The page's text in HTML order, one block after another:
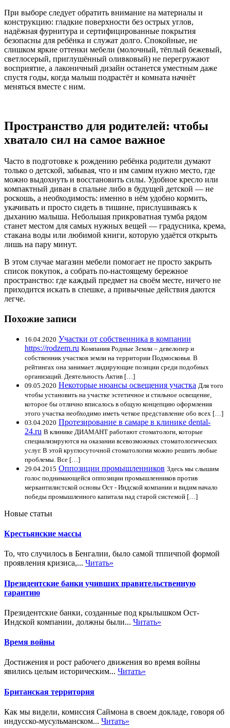
При выборе следует обратить внимание на материалы и
конструкцию: гладкие поверхности без острых углов,
надёжная фурнитура и сертифицированные покрытия
безопасны для ребёнка и служат долго. Спокойные, не
слишком яркие оттенки мебели (молочный, тёплый бежевый,
светлосерый, приглушённый оливковый) не перегружают
восприятие, а лаконичный дизайн останется уместным даже
спустя годы, когда малыш подрастёт и комната начнёт
меняться вместе с ним.
Пространство для родителей: чтобы
хватало сил на самое важное
Часто в подготовке к рождению ребёнка родители думают
только о детской, забывая, что и им самим нужно место, где
можно выдохнуть и восстановить силы. Удобное кресло или
компактный диван в спальне либо в будущей детской — не
роскошь, а необходимость: именно в нём удобно кормить,
укачивать и просто сидеть в тишине, прислушиваясь к
дыханию малыша. Небольшая прикроватная тумба рядом
станет местом для самых нужных вещей — градусника, крема,
стакана воды или любимой книги, которую удаётся открыть
лишь на пару минут.
В этом случае магазин мебели помогает не просто закрыть
список покупок, а собрать по-настоящему бережное
пространство: где каждый предмет на своём месте, ничего не
приходится искать в спешке, а привычные действия даются
легче.
Похожие записи
16.04.2020 Участки от собственника в компании
https://rodzem.ru Компания Родные Земли – девелопер и
собственник участков земли на территории Подмосковья. В
рейтингах она занимает лидирующие позиции среди подобных
организаций. Деятельность Актив […]
09.05.2020 Некоторые нюансы освещения участка Для того
чтобы установить на участке эстетичное и стильное освещение,
которое бы отлично вписалось в общую концепцию оформления
этого участка необходимо иметь четкое представление обо всех […]
03.04.2020 Протезирование в самаре в клинике dental-
24.ru В клинике ДИАМАНТ работают стоматологи, которые
специализируются на оказании всевозможных стоматологических
услуг. В этой круглосуточной стоматологии можно решить любые
проблемы. Все […]
29.04.2015 Оппозиции промышленников Здесь мы слышим
голос поднимающейся оппозиции промышленников против
меркантилистской основы Ост - Индской компании и видим начало
победы промышленного капитала над старой системой […]
Новые статьи
Крестьянские массы
То, что случилось в Бенгалии, было самой тппичпой формой
проявления кризиса,... Читать»
Президентские банки учивших правительственную
гарантию
Президентские банки, созданные под крылышком Ост-
Индской компании, должны были... Читать»
Время войны
Достижения и рост рабочего движения во время войны
явились целым историческим... Читать»
Британская территория
Как мы видели, комиссия Саймона в своем докладе, говоря об
индусско-мусульманском... Читать»